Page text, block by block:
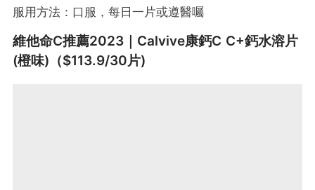
服用方法：口服，每日一片或遵醫囑
維他命C推薦2023｜Calvive康鈣C C+鈣水溶片
(橙味)（$113.9/30片)